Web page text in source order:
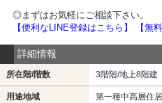
◎まずはお気軽にご相談下さい。
【便利なLINE登録はこちら】
【無
詳細情報
所在階/階数 3階階/地上8階建
用途地域 第一種中高層住